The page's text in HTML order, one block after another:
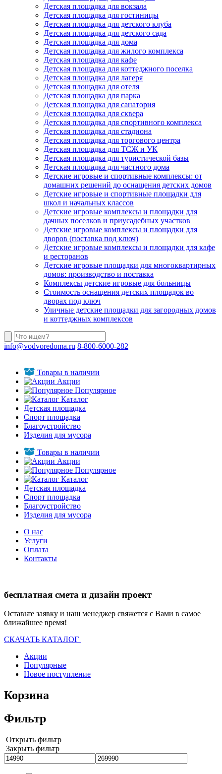
Детская площадка для вокзала
Детская площадка для гостиницы
Детская площадка для детского клуба
Детская площадка для детского сада
Детская площадка для дома
Детская площадка для жилого комплекса
Детская площадка для кафе
Детская площадка для коттеджного поселка
Детская площадка для лагеря
Детская площадка для отеля
Детская площадка для парка
Детская площадка для санатория
Детская площадка для сквера
Детская площадка для спортивного комплекса
Детская площадка для стадиона
Детская площадка для торгового центра
Детская площадка для ТСЖ и УК
Детская площадка для туристической базы
Детская площадка для частного дома
Детские игровые и спортивные комплексы: от
домашних решений до оснащения детских домов
Детские игровые и спортивные площадки для
школ и начальных классов
Детские игровые комплексы и площадки для
дачных поселков и приусадебных участков
Детские игровые комплексы и площадки для
дворов (поставка под ключ)
Детские игровые комплексы и площадки для кафе
и ресторанов
Детские игровые площадки для многоквартирных
домов: производство и поставка
Комплексы детские игровые для больницы
Стоимость оснащения детских площадок во
дворах под ключ
Уличные детские площадки для загородных домов
и коттеджных комплексов
info@vodvoredoma.ru 8-800-6000-282
Товары в наличии
Акции
Популярное
Каталог
Детская площадка
Спорт площадка
Благоустройство
Изделия для мусора
Товары в наличии
Акции
Популярное
Каталог
Детская площадка
Спорт площадка
Благоустройство
Изделия для мусора
О нас
Услуги
Оплата
Контакты
бесплатная смета и дизайн проект
Оставьте заявку и наш менеджер свяжется с Вами в самое
ближайшее время!
СКАЧАТЬ КАТАЛОГ
Акции
Популярные
Новое поступление
Корзина
Фильтр
Открыть фильтр
Закрыть фильтр